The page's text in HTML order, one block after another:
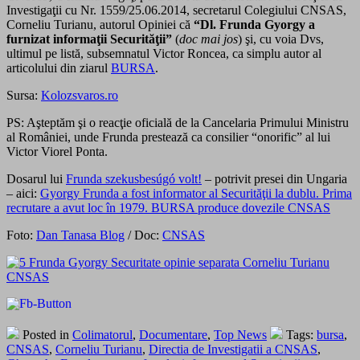
Investigaţii cu Nr. 1559/25.06.2014, secretarul Colegiului CNSAS,
Corneliu Turianu, autorul Opiniei că “Dl. Frunda Gyorgy a
furnizat informaţii Securităţii” (doc mai jos) şi, cu voia Dvs,
ultimul pe listă, subsemnatul Victor Roncea, ca simplu autor al
articolului din ziarul BURSA.
Sursa: Kolozsvaros.ro
PS: Aşteptăm şi o reacţie oficială de la Cancelaria Primului Ministru
al României, unde Frunda prestează ca consilier “onorific” al lui
Victor Viorel Ponta.
Dosarul lui Frunda szekusbesúgó volt! – potrivit presei din Ungaria
– aici: Gyorgy Frunda a fost informator al Securităţii la dublu. Prima
recrutare a avut loc în 1979. BURSA produce dovezile CNSAS
Foto: Dan Tanasa Blog / Doc: CNSAS
Posted in Colimatorul, Documentare, Top News Tags: bursa,
CNSAS, Corneliu Turianu, Directia de Investigatii a CNSAS,